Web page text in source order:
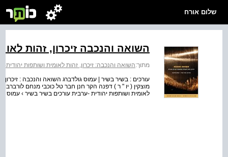
שלום אורח
השואה והנכבה זיכרון, זהות
מתוך:השואה והנכבה: זיכרון, זהות לאומית ושותפות יהודית-
עורכים : בשיר בשיר | עמוס גולדברג השואה והנכבה :
מוצקין ( יו " ר ) דפנה הקר חנן חבר טל כוכבי מנחם
לאומית ושותפות יהודית -ערבית עורכים בשיר בשיר › עמוס